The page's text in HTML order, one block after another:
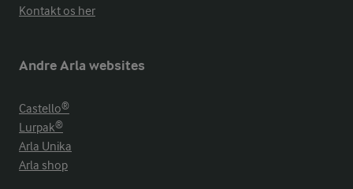
Kontakt os her
Andre Arla websites
Castello®
Lurpak®
Arla Unika
Arla shop